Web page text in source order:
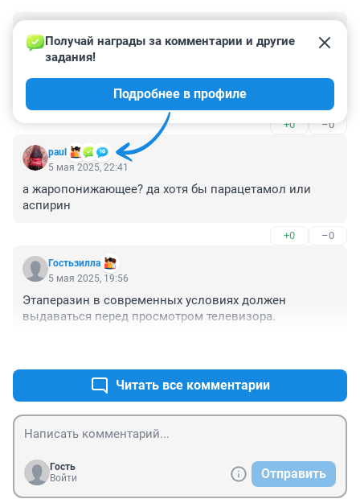
6 мая 2025, 10:38
Состав аптечки должен быть таким, чтобы никакой
ГАИшник не докопался.
Всё остальное от лукавого.
+0 –0
paul
Получай награды за комментарии и другие
задания!
Подробнее в профиле
5 мая 2025, 22:41
а жаропонижающее? да хотя бы парацетамол или
аспирин
+0 –0
Гостьзилла
5 мая 2025, 19:56
Этаперазин в современных условиях должен
выдаваться перед просмотром телевизора.
Читать все комментарии
Гость
Войти
Отправить